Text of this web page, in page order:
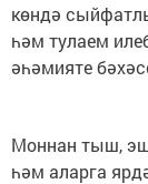
көндә
һәм тулаем
әһәмияте
Моннан тыш,
һәм аларга